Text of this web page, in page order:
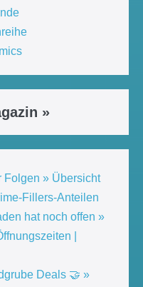
»
Folgen » Übersicht
Fillers-Anteilen
hat noch offen »
|
Deals 🤝 »